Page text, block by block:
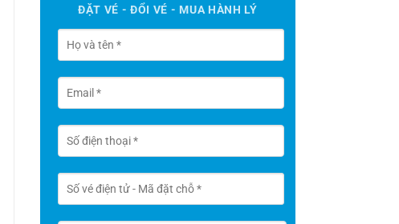
ĐẶT VÉ - ĐỔI VÉ - MUA HÀNH LÝ